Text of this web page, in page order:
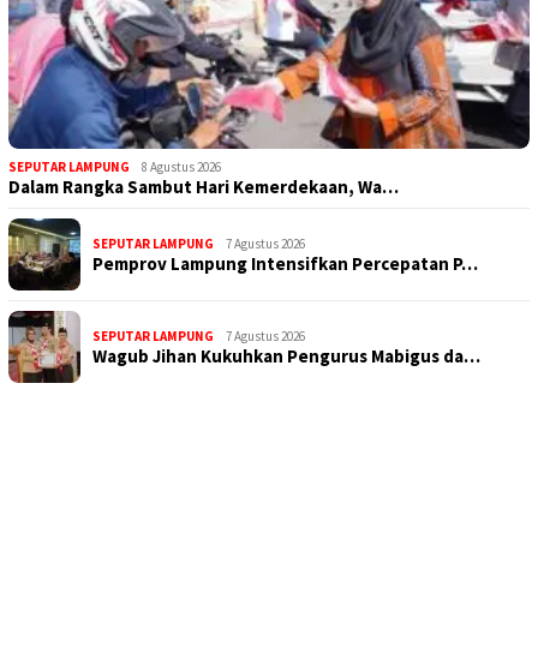
SEPUTAR LAMPUNG 8 Agustus 2026
Dalam Rangka Sambut Hari Kemerdekaan, Wa…
SEPUTAR LAMPUNG 7 Agustus 2026
Pemprov Lampung Intensifkan Percepatan P…
SEPUTAR LAMPUNG 7 Agustus 2026
Wagub Jihan Kukuhkan Pengurus Mabigus da…